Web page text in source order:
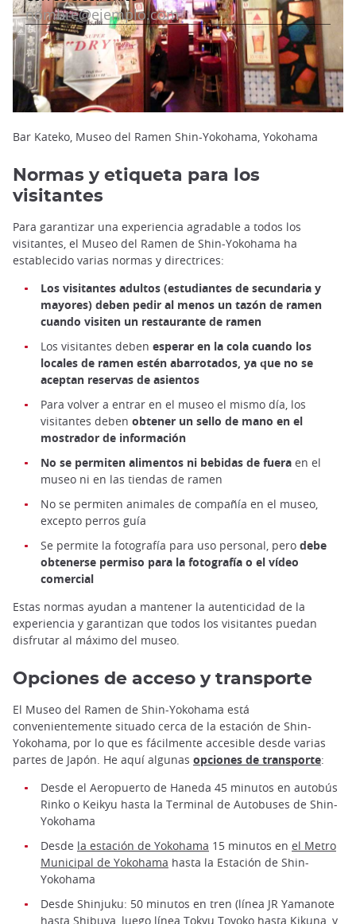
Bar Kateko, Museo del Ramen Shin-Yokohama, Yokohama
Normas y etiqueta para los
visitantes
Para garantizar una experiencia agradable a todos los
visitantes, el Museo del Ramen de Shin-Yokohama ha
establecido varias normas y directrices:
Los visitantes adultos (estudiantes de secundaria y
mayores) deben pedir al menos un tazón de ramen
cuando visiten un restaurante de ramen
Los visitantes deben esperar en la cola cuando los
locales de ramen estén abarrotados, ya que no se
aceptan reservas de asientos
Para volver a entrar en el museo el mismo día, los
visitantes deben obtener un sello de mano en el
mostrador de información
No se permiten alimentos ni bebidas de fuera en el
museo ni en las tiendas de ramen
No se permiten animales de compañía en el museo,
excepto perros guía
Se permite la fotografía para uso personal, pero debe
obtenerse permiso para la fotografía o el vídeo
comercial
Estas normas ayudan a mantener la autenticidad de la
experiencia y garantizan que todos los visitantes puedan
disfrutar al máximo del museo.
Opciones de acceso y transporte
El Museo del Ramen de Shin-Yokohama está
convenientemente situado cerca de la estación de Shin-
Yokohama, por lo que es fácilmente accesible desde varias
partes de Japón. He aquí algunas opciones de transporte:
Desde el Aeropuerto de Haneda 45 minutos en autobús
Rinko o Keikyu hasta la Terminal de Autobuses de Shin-
Yokohama
Desde la estación de Yokohama 15 minutos en el Metro
Municipal de Yokohama hasta la Estación de Shin-
Yokohama
Desde Shinjuku: 50 minutos en tren (línea JR Yamanote
hasta Shibuya, luego línea Tokyu Toyoko hasta Kikuna, y